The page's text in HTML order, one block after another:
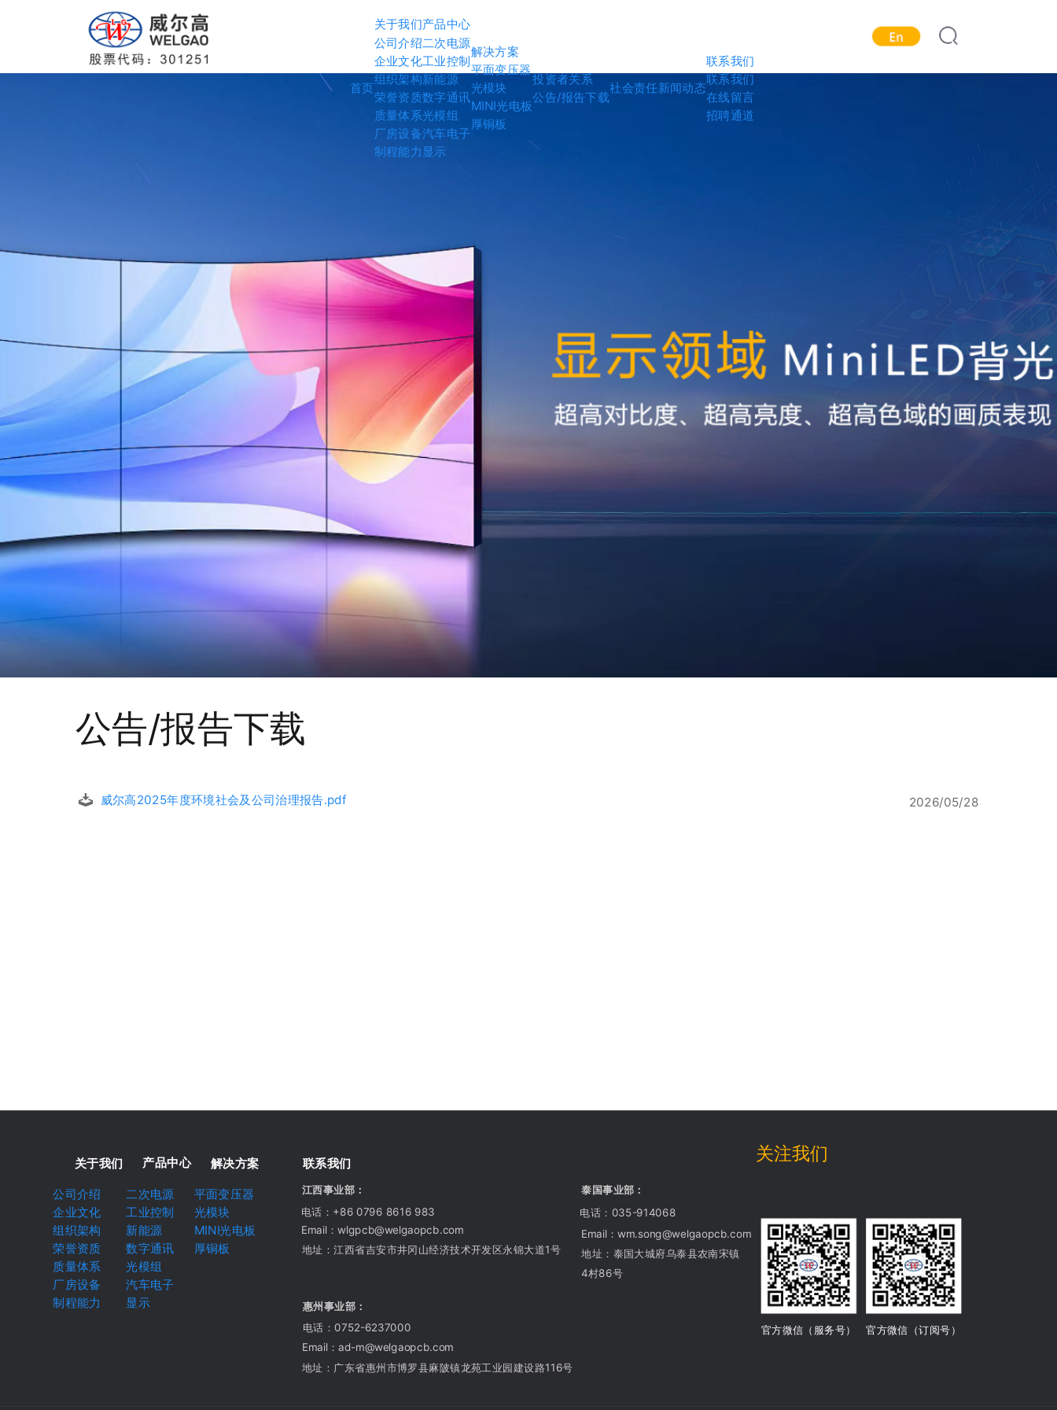
首页
关于我们
公司介绍
企业文化
组织架构
荣誉资质
质量体系
厂房设备
制程能力
产品中心
二次电源
工业控制
新能源
数字通讯
光模组
汽车电子
显示
解决方案
平面变压器
光模块
MINI光电板
厚铜板
投资者关系
公告/报告下载
社会责任新闻动态
联系我们
联系我们
在线留言
招聘通道
中文
2026/05/28
威尔高2025年度环境社会及公司治理报告.pdf
公告/报告下载
公司介绍
企业文化
组织架构
荣誉资质
质量体系
厂房设备
制程能力
二次电源
工业控制
新能源
数字通讯
光模组
汽车电子
显示
平面变压器
光模块
MINI光电板
厚铜板
联系我们
解决方案
产品中心
关于我们
江西事业部：
电话：+86 0796 8616 983
Email：wlgpcb@welgaopcb.com
Email：ad-m@welgaopcb.com
Email：wm.song@welgaopcb.com
地址：泰国大城府乌泰县农南宋镇
4村86号
地址：江西省吉安市井冈山经济技术开发区永锦大道1号
地址：广东省惠州市博罗县麻陂镇龙苑工业园建设路116号
惠州事业部：
泰国事业部：
电话：0752-6237000
电话：035-914068
关注我们
官方微信（服务号） 官方微信（订阅号）